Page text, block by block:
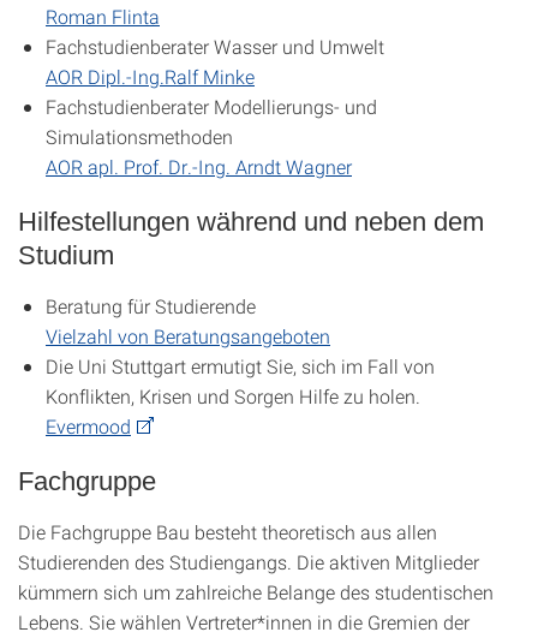
Roman Flinta
Fachstudienberater Wasser und Umwelt
AOR Dipl.-Ing.Ralf Minke
Fachstudienberater Modellierungs- und
Simulationsmethoden
AOR apl. Prof. Dr.-Ing. Arndt Wagner
Hilfestellungen während und neben dem
Studium
Beratung für Studierende
Vielzahl von Beratungsangeboten
Die Uni Stuttgart ermutigt Sie, sich im Fall von
Konflikten, Krisen und Sorgen Hilfe zu holen.
Evermood
Fachgruppe
Die Fachgruppe Bau besteht theoretisch aus allen
Studierenden des Studiengangs. Die aktiven Mitglieder
kümmern sich um zahlreiche Belange des studentischen
Lebens. Sie wählen Vertreter*innen in die Gremien der